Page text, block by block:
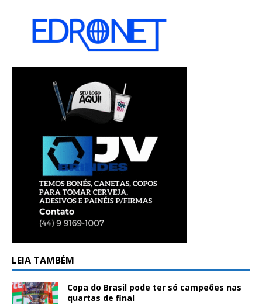
LEIA TAMBÉM
Copa do Brasil pode ter só campeões nas
quartas de final